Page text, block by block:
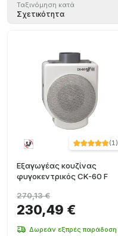
Ταξινόμηση κατά
Σχετικότητα
(1)
Εξαγωγέας κουζίνας
φυγοκεντρικός CK-60 F
230,49 €
270,13 €
Δωρεάν εξπρές παράδοση